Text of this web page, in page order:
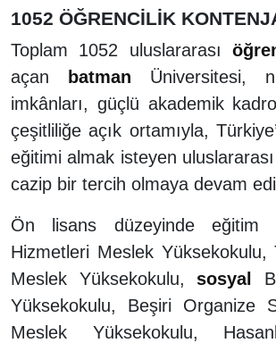
1052 ÖĞRENCİLİK
Toplam 1052 uluslararası
açan
batman Üniversitesi,
imkânları, güçlü akademik
çeşitliliğe açık ortamıyla,
eğitimi almak isteyen
cazip bir tercih olmaya devam
Ön lisans düzeyinde eğitim
Hizmetleri Meslek Yüksekokulu,
Meslek Yüksekokulu, sosyal
Yüksekokulu, Beşiri Organize
Meslek Yüksekokulu,